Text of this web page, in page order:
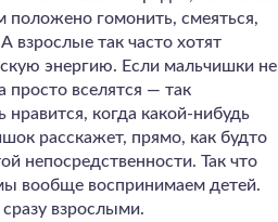
положено гомонить, смеяться,
взрослые так часто хотят
энергию. Если мальчишки не
просто вселятся — так
когда какой-нибудь
расскажет, прямо, как будто
непосредственности. Так что
вообще воспринимаем детей.
взрослыми.